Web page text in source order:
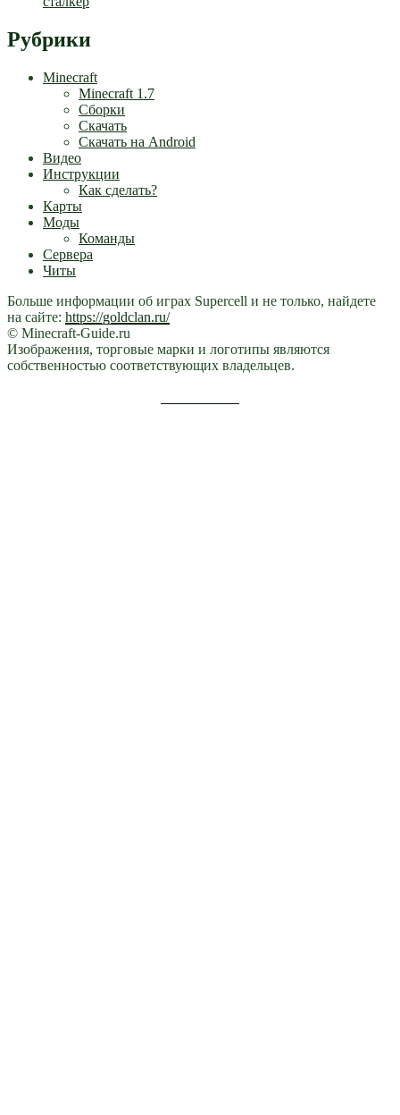
Рубрики
Minecraft
Minecraft 1.7
Сборки
Скачать
Скачать на Android
Видео
Инструкции
Как сделать?
Карты
Моды
Команды
Сервера
Читы
Больше информации об играх Supercell и не только, найдете
на сайте: https://goldclan.ru/
© Minecraft-Guide.ru
Изображения, торговые марки и логотипы являются
собственностью соответствующих владельцев.